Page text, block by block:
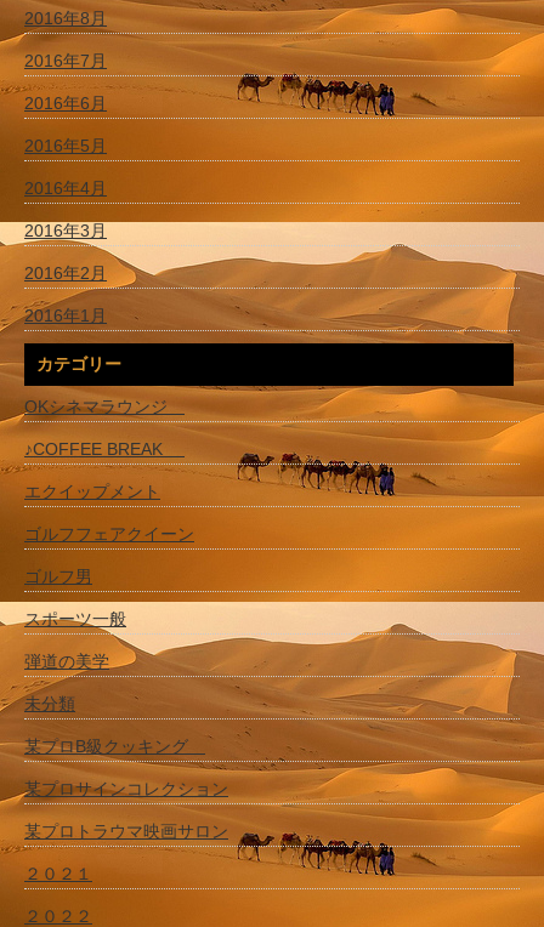
2016年8月
2016年7月
2016年6月
2016年5月
2016年4月
2016年3月
2016年2月
2016年1月
カテゴリー
OKシネマラウンジ
♪COFFEE BREAK
エクイップメント
ゴルフフェアクイーン
ゴルフ男
スポーツ一般
弾道の美学
未分類
某プロB級クッキング
某プロサインコレクション
某プロトラウマ映画サロン
２０２１
２０２２